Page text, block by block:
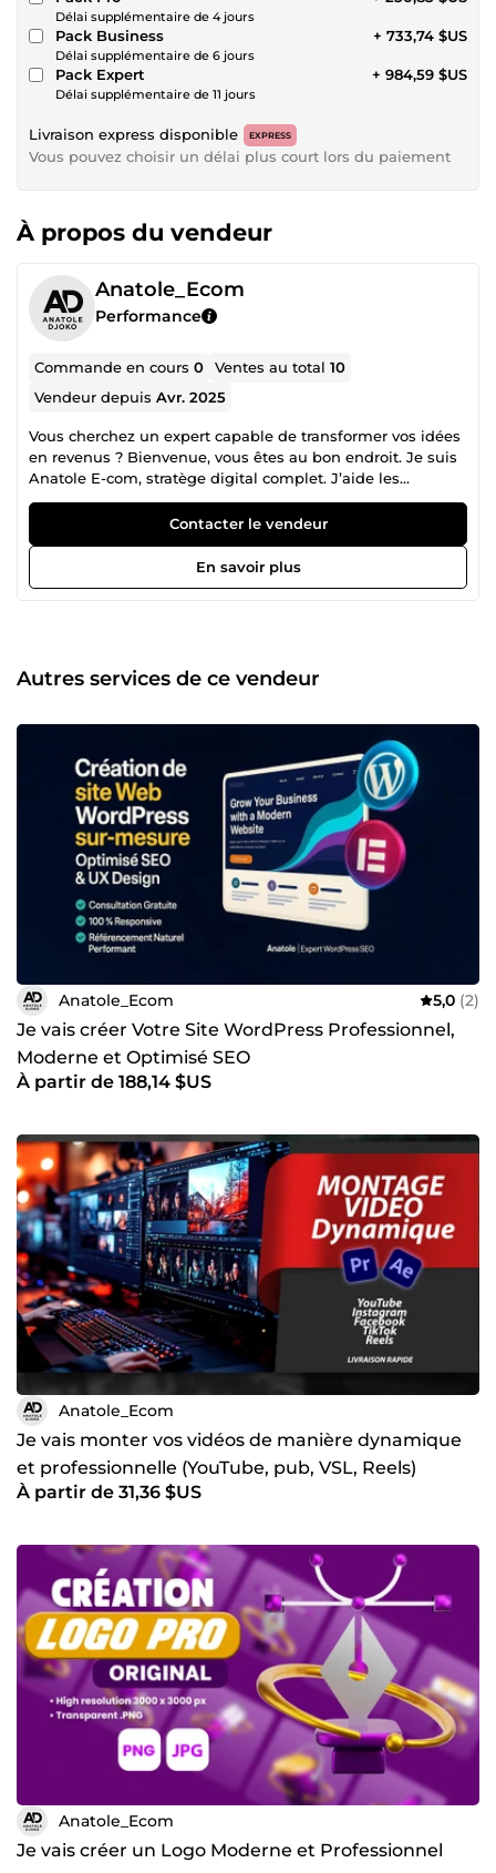
Délai supplémentaire de 4 jours
Pack Business
Délai supplémentaire de 6 jours
+ 733,74 $US
Pack Expert
Délai supplémentaire de 11 jours
+ 984,59 $US
Livraison express disponible EXPRESS
Vous pouvez choisir un délai plus court lors du paiement
À propos du vendeur
Anatole_Ecom
Performance
Commande en cours0 Ventes au total10
Vendeur depuisAvr. 2025
Vous cherchez un expert capable de transformer vos idées
en revenus ? Bienvenue, vous êtes au bon endroit. Je suis
Anatole E-com, stratège digital complet. J’aide les
entrepreneurs, e-commerçants, coachs, freelances et PME
à transformer leur présence en ligne en véritable machine
à vendre. Tunnel de vente qui convertit Site Web ou
boutique optimisée pour la vente Application Mobile Meta
Ads (Facebook/Instagram) rentables Miniature attractive et
de ventes, plus de croissance. 👋 Réactif, pro, à l’écoute. Je
travaille à 100% pour VOS résultats. 📩 N'hésitez pas à me
Contacter le vendeur
En savoir plus
Autres services de ce vendeur
Anatole_Ecom 5,0 (2)
Je vais créer Votre Site WordPress Professionnel,
Moderne et Optimisé SEO
À partir de 188,14 $US
Anatole_Ecom
Je vais monter vos vidéos de manière dynamique
et professionnelle (YouTube, pub, VSL, Reels)
À partir de 31,36 $US
Anatole_Ecom
Je vais créer un Logo Moderne et Professionnel